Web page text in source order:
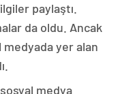
paylaştı.
da oldu. Ancak
yer alan
medya